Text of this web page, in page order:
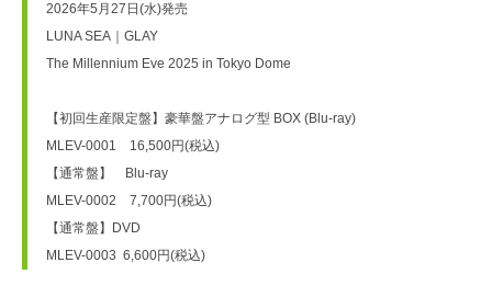
2026年5月27日(水)発売
LUNA SEA｜GLAY
The Millennium Eve 2025 in Tokyo Dome
【初回生産限定盤】豪華盤アナログ型 BOX (Blu-ray)
MLEV-0001　16,500円(税込)
【通常盤】　Blu-ray
MLEV-0002　7,700円(税込)
【通常盤】DVD
MLEV-0003  6,600円(税込)